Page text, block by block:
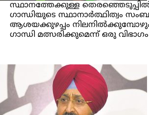
സ്ഥാനത്തേക്കുള്ള
ഗാന്ധിയുടെ സ്ഥാനാർത്ഥിത്വം
ആശയക്കുഴപ്പം
ഗാന്ധി മത്സരിക്കുമെന്ന് ഒരു വിഭാഗം